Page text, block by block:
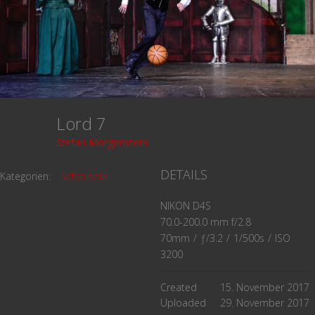
Lord 7
Stefan Morgenstern
Kategorien: Schauspiel DETAILS
NIKON D4S
70.0-200.0 mm f/2.8
70mm / ƒ/3.2 / 1/500s / ISO
3200
Created
15. November 2017
Uploaded
29. November 2017